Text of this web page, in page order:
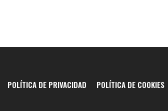
POLÍTICA DE PRIVACIDAD POLÍTICA DE COOKIES